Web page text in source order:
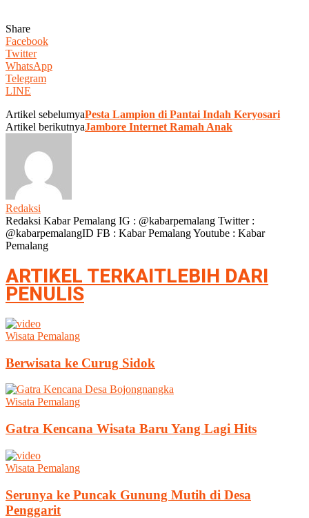
Share
Facebook
Twitter
WhatsApp
Telegram
LINE
Artikel sebelumyaPesta Lampion di Pantai Indah Keryosari
Artikel berikutnyaJambore Internet Ramah Anak
Redaksi
Redaksi Kabar Pemalang IG : @kabarpemalang Twitter :
@kabarpemalangID FB : Kabar Pemalang Youtube : Kabar
Pemalang
ARTIKEL TERKAITLEBIH DARI
PENULIS
Wisata Pemalang
Berwisata ke Curug Sidok
Wisata Pemalang
Gatra Kencana Wisata Baru Yang Lagi Hits
Wisata Pemalang
Serunya ke Puncak Gunung Mutih di Desa
Penggarit